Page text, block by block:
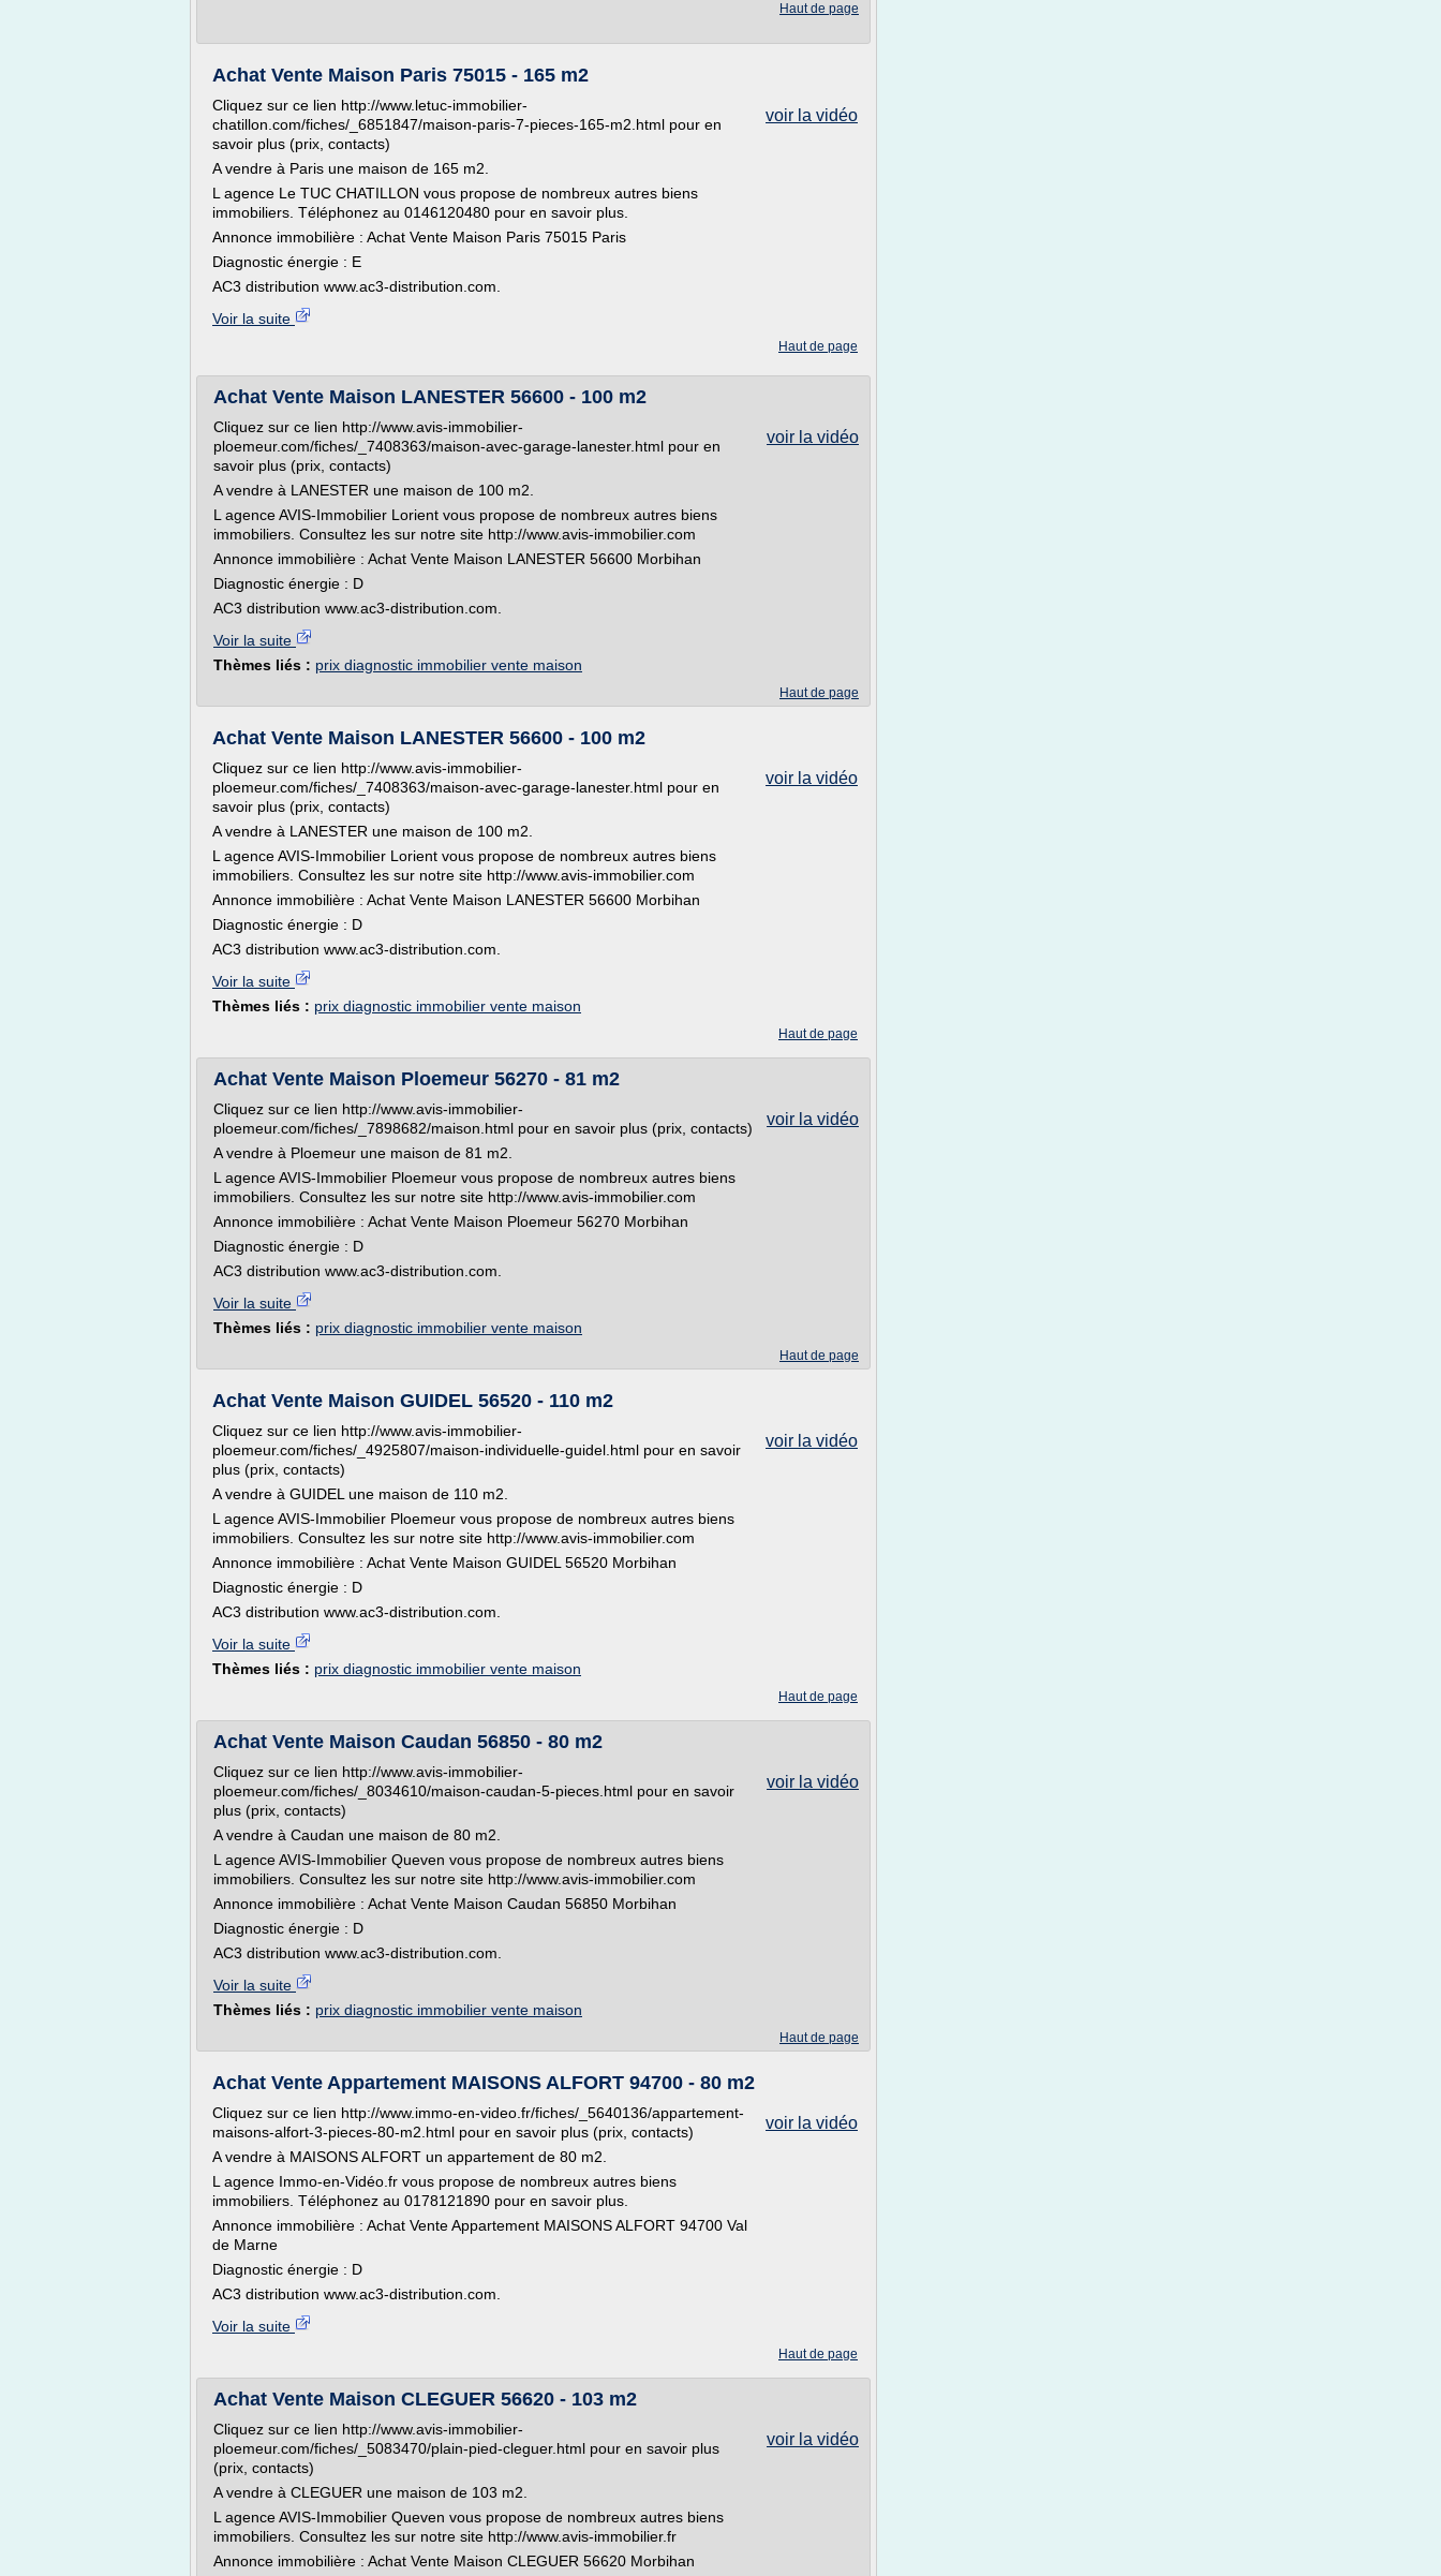
Haut de page
Achat Vente Maison Paris 75015 - 165 m2
voir la vidéo
Cliquez sur ce lien http://www.letuc-immobilier-
chatillon.com/fiches/_6851847/maison-paris-7-pieces-165-m2.html pour en
savoir plus (prix, contacts)
A vendre à Paris une maison de 165 m2.
L agence Le TUC CHATILLON vous propose de nombreux autres biens
immobiliers. Téléphonez au 0146120480 pour en savoir plus.
Annonce immobilière : Achat Vente Maison Paris 75015 Paris
Diagnostic énergie : E
AC3 distribution www.ac3-distribution.com.
Voir la suite
Haut de page
Achat Vente Maison LANESTER 56600 - 100 m2
voir la vidéo
Cliquez sur ce lien http://www.avis-immobilier-
ploemeur.com/fiches/_7408363/maison-avec-garage-lanester.html pour en
savoir plus (prix, contacts)
A vendre à LANESTER une maison de 100 m2.
L agence AVIS-Immobilier Lorient vous propose de nombreux autres biens
immobiliers. Consultez les sur notre site http://www.avis-immobilier.com
Annonce immobilière : Achat Vente Maison LANESTER 56600 Morbihan
Diagnostic énergie : D
AC3 distribution www.ac3-distribution.com.
Voir la suite
Thèmes liés : prix diagnostic immobilier vente maison
Haut de page
Achat Vente Maison LANESTER 56600 - 100 m2
voir la vidéo
Cliquez sur ce lien http://www.avis-immobilier-
ploemeur.com/fiches/_7408363/maison-avec-garage-lanester.html pour en
savoir plus (prix, contacts)
A vendre à LANESTER une maison de 100 m2.
L agence AVIS-Immobilier Lorient vous propose de nombreux autres biens
immobiliers. Consultez les sur notre site http://www.avis-immobilier.com
Annonce immobilière : Achat Vente Maison LANESTER 56600 Morbihan
Diagnostic énergie : D
AC3 distribution www.ac3-distribution.com.
Voir la suite
Thèmes liés : prix diagnostic immobilier vente maison
Haut de page
Achat Vente Maison Ploemeur 56270 - 81 m2
voir la vidéo
Cliquez sur ce lien http://www.avis-immobilier-
ploemeur.com/fiches/_7898682/maison.html pour en savoir plus (prix, contacts)
A vendre à Ploemeur une maison de 81 m2.
L agence AVIS-Immobilier Ploemeur vous propose de nombreux autres biens
immobiliers. Consultez les sur notre site http://www.avis-immobilier.com
Annonce immobilière : Achat Vente Maison Ploemeur 56270 Morbihan
Diagnostic énergie : D
AC3 distribution www.ac3-distribution.com.
Voir la suite
Thèmes liés : prix diagnostic immobilier vente maison
Haut de page
Achat Vente Maison GUIDEL 56520 - 110 m2
voir la vidéo
Cliquez sur ce lien http://www.avis-immobilier-
ploemeur.com/fiches/_4925807/maison-individuelle-guidel.html pour en savoir
plus (prix, contacts)
A vendre à GUIDEL une maison de 110 m2.
L agence AVIS-Immobilier Ploemeur vous propose de nombreux autres biens
immobiliers. Consultez les sur notre site http://www.avis-immobilier.com
Annonce immobilière : Achat Vente Maison GUIDEL 56520 Morbihan
Diagnostic énergie : D
AC3 distribution www.ac3-distribution.com.
Voir la suite
Thèmes liés : prix diagnostic immobilier vente maison
Haut de page
Achat Vente Maison Caudan 56850 - 80 m2
voir la vidéo
Cliquez sur ce lien http://www.avis-immobilier-
ploemeur.com/fiches/_8034610/maison-caudan-5-pieces.html pour en savoir
plus (prix, contacts)
A vendre à Caudan une maison de 80 m2.
L agence AVIS-Immobilier Queven vous propose de nombreux autres biens
immobiliers. Consultez les sur notre site http://www.avis-immobilier.com
Annonce immobilière : Achat Vente Maison Caudan 56850 Morbihan
Diagnostic énergie : D
AC3 distribution www.ac3-distribution.com.
Voir la suite
Thèmes liés : prix diagnostic immobilier vente maison
Haut de page
Achat Vente Appartement MAISONS ALFORT 94700 - 80 m2
voir la vidéo
Cliquez sur ce lien http://www.immo-en-video.fr/fiches/_5640136/appartement-
maisons-alfort-3-pieces-80-m2.html pour en savoir plus (prix, contacts)
A vendre à MAISONS ALFORT un appartement de 80 m2.
L agence Immo-en-Vidéo.fr vous propose de nombreux autres biens
immobiliers. Téléphonez au 0178121890 pour en savoir plus.
Annonce immobilière : Achat Vente Appartement MAISONS ALFORT 94700 Val
de Marne
Diagnostic énergie : D
AC3 distribution www.ac3-distribution.com.
Voir la suite
Haut de page
Achat Vente Maison CLEGUER 56620 - 103 m2
voir la vidéo
Cliquez sur ce lien http://www.avis-immobilier-
ploemeur.com/fiches/_5083470/plain-pied-cleguer.html pour en savoir plus
(prix, contacts)
A vendre à CLEGUER une maison de 103 m2.
L agence AVIS-Immobilier Queven vous propose de nombreux autres biens
immobiliers. Consultez les sur notre site http://www.avis-immobilier.fr
Annonce immobilière : Achat Vente Maison CLEGUER 56620 Morbihan